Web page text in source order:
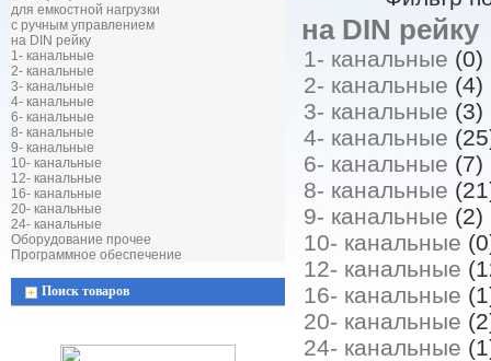
для емкостной нагрузки
с ручным управлением
на DIN рейку
1- канальные
2- канальные
3- канальные
4- канальные
6- канальные
8- канальные
9- канальные
10- канальные
12- канальные
16- канальные
20- канальные
24- канальные
Оборудование прочее
Программное обеспечение
Поиск товаров
на DIN рейку
1- канальные (0)
2- канальные (4)
3- канальные (3)
4- канальные
6- канальные (7)
8- канальные
9- канальные (2)
10- канальные
12- канальные
16- канальные
20- канальные
24- канальные